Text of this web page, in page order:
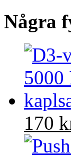
Några
170